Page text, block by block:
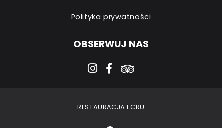
Polityka prywatności
OBSERWUJ NAS
instagram
facebook-f
tripadvisor
RESTAURACJA ECRU